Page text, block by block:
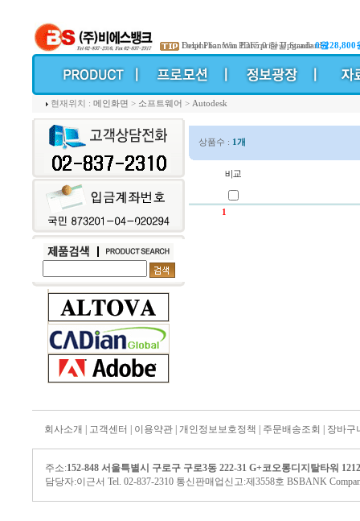
Foxit Phantom PDF5.0 한글 Standard228,800
Delphi for Win Enterprise Upgrade0원
현재위치 : 메인화면 > 소프트웨어 > Autodesk
상품수 : 1개
1
회사소개 고객센터 이용약관 개인정보보호정책 주문배송조회 장바구
주소:152-848 서울특별시 구로구 구로3동 222-31 G+코오롱디지탈타워
담당자:이근서 Tel. 02-837-2310 통신판매업신고:제3558호 BSBANK